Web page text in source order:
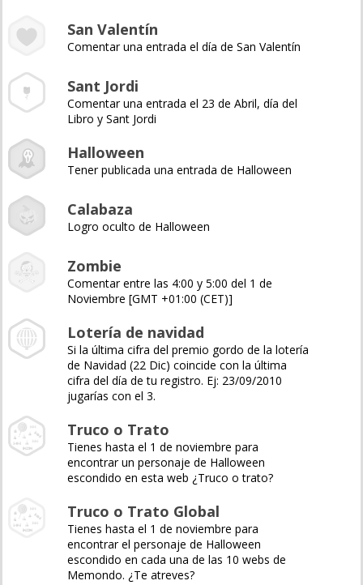
San Valentín
Comentar una entrada el día de San Valentín
Sant Jordi
Comentar una entrada el 23 de Abril, día del
Libro y Sant Jordi
Halloween
Tener publicada una entrada de Halloween
Calabaza
Logro oculto de Halloween
Zombie
Comentar entre las 4:00 y 5:00 del 1 de
Noviembre [GMT +01:00 (CET)]
Lotería de navidad
Si la última cifra del premio gordo de la lotería
de Navidad (22 Dic) coincide con la última
cifra del día de tu registro. Ej: 23/09/2010
jugarías con el 3.
Truco o Trato
Tienes hasta el 1 de noviembre para
encontrar un personaje de Halloween
escondido en esta web ¿Truco o trato?
Truco o Trato Global
Tienes hasta el 1 de noviembre para
encontrar el personaje de Halloween
escondido en cada una de las 10 webs de
Memondo. ¿Te atreves?